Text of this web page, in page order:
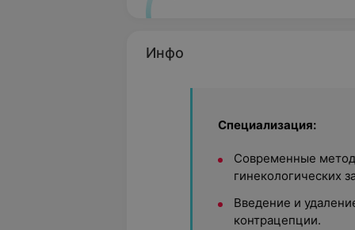
Инфо
Специализация:
Современные
гинекологических
Введение и
контрацепции.